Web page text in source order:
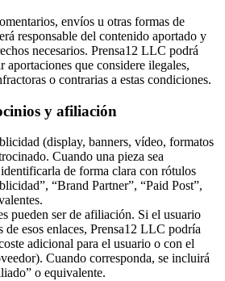
envíos u otras formas de
responsable del contenido aportado y
necesarios. Prensa12 LLC podrá
aportaciones que considere ilegales,
o contrarias a estas condiciones.
y afiliación
(display, banners, vídeo, formatos
Cuando una pieza sea
de forma clara con rótulos
“Brand Partner”, “Paid Post”,
pueden ser de afiliación. Si el usuario
de esos enlaces, Prensa12 LLC podría
adicional para el usuario o con el
Cuando corresponda, se incluirá
o equivalente.